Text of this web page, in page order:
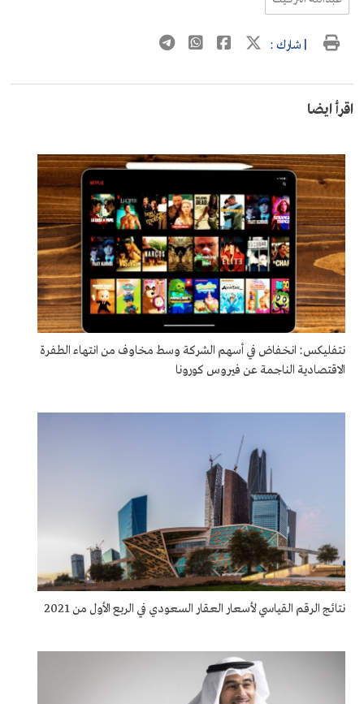
| شارك :
اقرأ ايضا
نتفليكس: انخفاض في أسهم الشركة وسط مخاوف من انتهاء الطفرة
الاقتصادية الناجمة عن فيروس كورونا
نتائج الرقم القياسي لأسعار العقار السعودي في الربع الأول من 2021